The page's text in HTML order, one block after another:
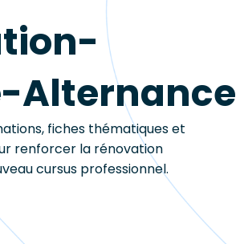
Alternance
fiches thématiques et
renforcer la rénovation
cursus professionnel.